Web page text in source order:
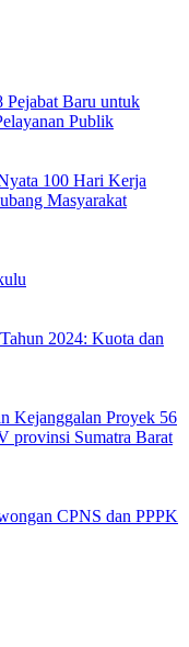
Baru untuk
Publik
100 Hari Kerja
Masyarakat
2024: Kuota dan
Kejanggalan Proyek 56
provinsi Sumatra Barat
CPNS dan PPPK